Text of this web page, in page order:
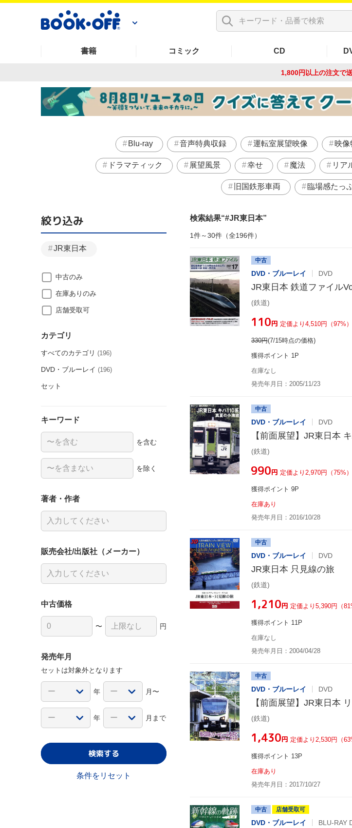
書籍 コミック CD
1,800円以上の注文で
Blu-ray 音声特典収録 運転室展望映像 映像
ドラマティック 展望風景 幸せ 魔法 リア
旧国鉄形車両 臨場感たっ
検索結果 #JR東日本
1件～30件（全196件）
中古
DVD・ブルーレイ DVD
JR東日本 鉄道ファイル
(鉄道)
¥110円 定価より4,510円（97%
330円(7/15時点の価格)
獲得ポイント 1P
在庫なし
発売年月日：2005/11/23
中古
DVD・ブルーレイ DVD
【前面展望】JR東日本
(鉄道)
¥990円 定価より2,970円（75%
獲得ポイント 9P
在庫あり
発売年月日：2016/10/28
中古
DVD・ブルーレイ DVD
JR東日本 只見線の旅
(鉄道)
¥1,210円 定価より5,390円（
獲得ポイント 11P
在庫なし
発売年月日：2004/04/28
中古
DVD・ブルーレイ DVD
【前面展望】JR東日本
(鉄道)
¥1,430円 定価より2,530円（
獲得ポイント 13P
在庫あり
発売年月日：2017/10/27
中古 店舗受取可
DVD・ブルーレイ BLU-RAY
絞り込み
JR東日本
中古のみ
在庫ありのみ
店舗受取可
カテゴリ
すべてのカテゴリ (196)
DVD・ブルーレイ (196)
セット
キーワード
を含む
を除く
著者・作者
販売会社/出版社（メーカー）
中古価格
〜 円
発売年月
セットは対象外となります
年 月〜
年 月まで
検索する
条件をリセット